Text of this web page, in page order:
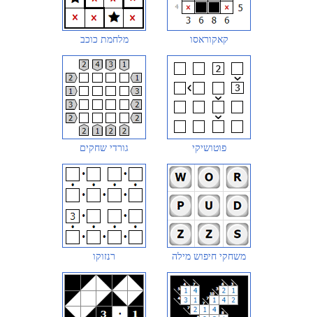
מלחמת כוכב קאקוראסו
גורדי שחקים פוטושיקי
רנזוקו משחקי חיפוש מילה